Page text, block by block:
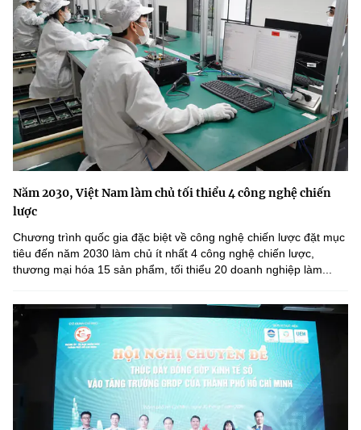
Năm 2030, Việt Nam làm chủ tối thiểu 4 công nghệ chiến
lược
Chương trình quốc gia đặc biệt về công nghệ chiến lược đặt mục
tiêu đến năm 2030 làm chủ ít nhất 4 công nghệ chiến lược,
thương mại hóa 15 sản phẩm, tối thiểu 20 doanh nghiệp làm...